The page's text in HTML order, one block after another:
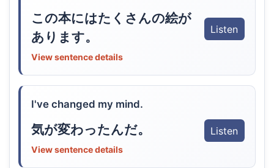
この本にはたくさんの絵が
あります。
Listen
View sentence details
I've changed my mind.
気が変わったんだ。 Listen
View sentence details